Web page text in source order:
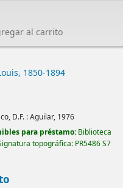
al carrito
, 1850-1894
D.F. :Aguilar, 1976
para préstamo: Biblioteca
topográfica: PR5486 S7